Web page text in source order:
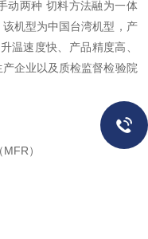
动两种 切料方法融为一体
该机型为中国台湾机型，产
温速度快、产品精度高、
企业以及质检监督检验院
）